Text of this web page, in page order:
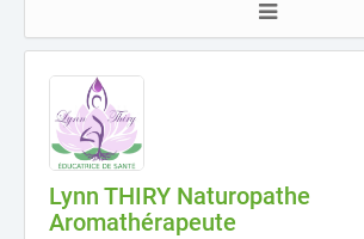
Lynn THIRY Naturopathe
Aromathérapeute